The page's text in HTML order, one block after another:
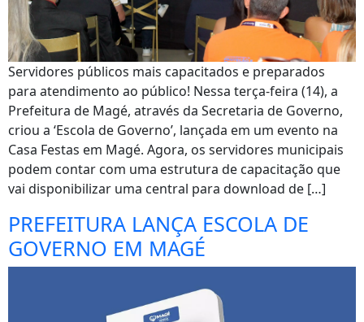
Servidores públicos mais capacitados e preparados
para atendimento ao público! Nessa terça-feira (14), a
Prefeitura de Magé, através da Secretaria de Governo,
criou a ‘Escola de Governo’, lançada em um evento na
Casa Festas em Magé. Agora, os servidores municipais
podem contar com uma estrutura de capacitação que
vai disponibilizar uma central para download de […]
PREFEITURA LANÇA ESCOLA DE
GOVERNO EM MAGÉ